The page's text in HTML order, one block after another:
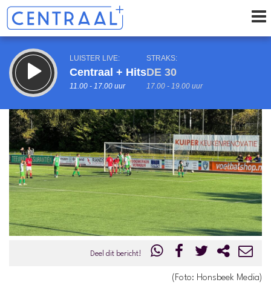
LUISTER LIVE:
Centraal + Hits
11.00 - 17.00 uur
STRAKS:
DE 30
17.00 - 19.00 uur
Vorig uur uur 1 van 0 Volgend uur
Inklappen
Deel dit bericht!
(Foto: Honsbeek Media)